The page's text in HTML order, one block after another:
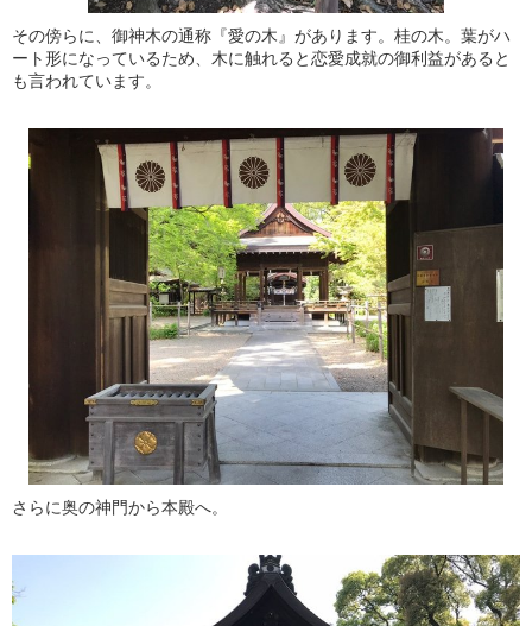
その傍らに、御神木の通称『愛の木』があります。桂の木。葉がハ
ート形になっているため、木に触れると恋愛成就の御利益があると
も言われています。
さらに奥の神門から本殿へ。